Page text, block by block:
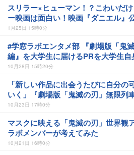
スリラー×ヒューマン！？こわいだ
ー映画は面白い！映画『ダニエル』
ボエンタメ部座談会
1月25日 15時0分
#学窓ラボエンタメ部 『劇場版「鬼
編』を大学生に届けるPRを大学生
た！
10月28日 15時20分
「新しい作品に出会うたびに自分の
いく」『劇場版「鬼滅の刃」無限列
花江夏樹さんに学窓ラボメンバーが
10月23日 17時0分
マスクに映える「鬼滅の刃」世界観
ラボメンバーが考えてみた
10月21日 16時0分